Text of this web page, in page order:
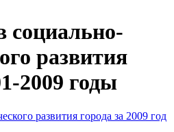
социально-
развития
2009 годы
развития города за 2009 год